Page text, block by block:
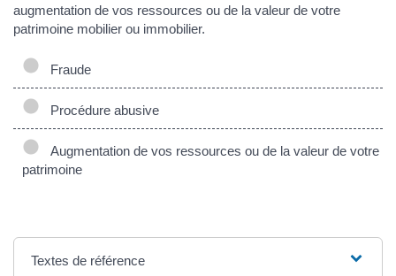
augmentation de vos ressources ou de la valeur de votre
patrimoine mobilier ou immobilier.
Fraude
Procédure abusive
Augmentation de vos ressources ou de la valeur de votre
patrimoine
Textes de référence